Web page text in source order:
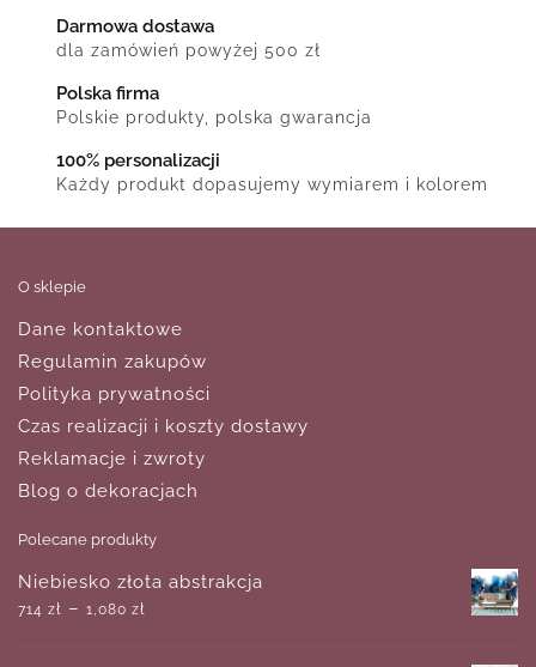
Darmowa dostawa
dla zamówień powyżej 500 zł
Polska firma
Polskie produkty, polska gwarancja
100% personalizacji
Każdy produkt dopasujemy wymiarem i kolorem
O sklepie
Dane kontaktowe
Regulamin zakupów
Polityka prywatności
Czas realizacji i koszty dostawy
Reklamacje i zwroty
Blog o dekoracjach
Polecane produkty
Niebiesko złota abstrakcja
714 zł – 1,080 zł